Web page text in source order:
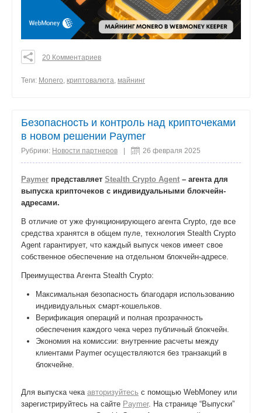
0
20 Комментариев
Теги: Monero, криптовалюта, майнинг
Безопасность и контроль над крипточеками
в новом решении Paymer
Рубрики: Новости партнеров 26 февраля 2025
Paymer представляет Stealth Crypto Agent – агента для
выпуска крипточеков с индивидуальными блокчейн-
адресами.
В отличие от уже функционирующего агента Crypto, где все
средства хранятся в общем пуле, технология Stealth Crypto
Agent гарантирует, что каждый выпуск чеков имеет свое
собственное обеспечение на отдельном блокчейн-адресе.
Преимущества Агента Stealth Crypto:
Максимальная безопасность благодаря использованию
индивидуальных смарт-кошельков.
Верификация операций и полная прозрачность
обеспечения каждого чека через публичный блокчейн.
Экономия на комиссии: внутренние расчеты между
клиентами Paymer осуществляются без транзакций в
блокчейне.
Для выпуска чека авторизуйтесь с помощью WebMoney или
зарегистрируйтесь на сайте Paymer. На странице “Выпуски”